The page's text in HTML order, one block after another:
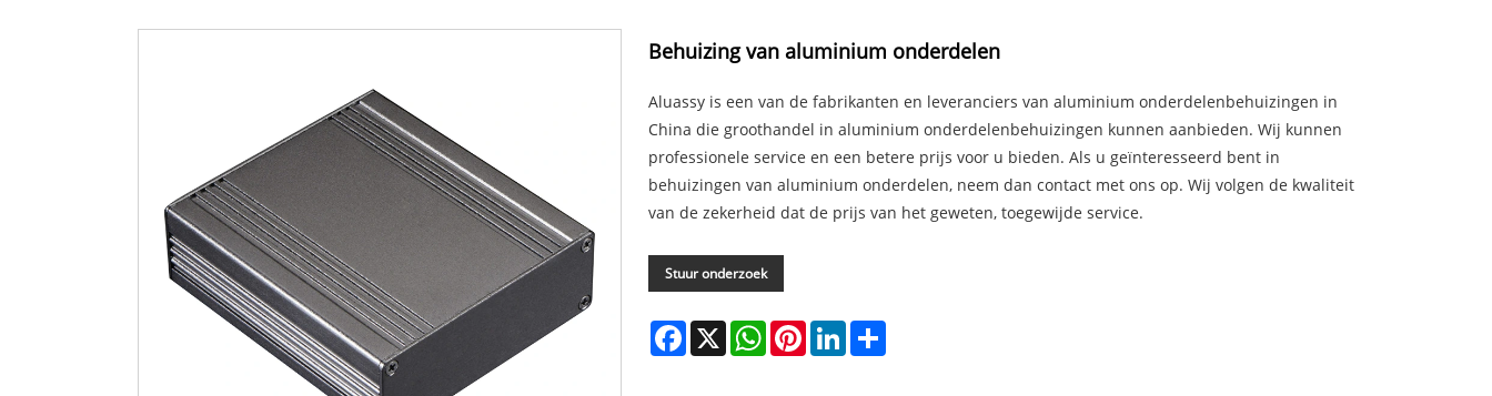
Behuizing van aluminium onderdelen
Aluassy is een van de fabrikanten en leveranciers van aluminium onderdelenbehuizingen in
China die groothandel in aluminium onderdelenbehuizingen kunnen aanbieden. Wij kunnen
professionele service en een betere prijs voor u bieden. Als u geïnteresseerd bent in
behuizingen van aluminium onderdelen, neem dan contact met ons op. Wij volgen de kwaliteit
van de zekerheid dat de prijs van het geweten, toegewijde service.
Stuur onderzoek
Facebook
X WhatsAppPinterestLinkedIn